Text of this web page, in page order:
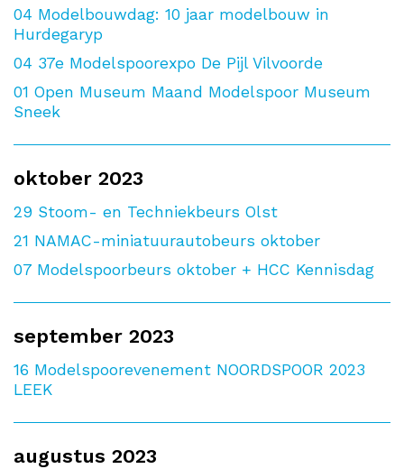
04 Modelbouwdag: 10 jaar modelbouw in
Hurdegaryp
04 37e Modelspoorexpo De Pijl Vilvoorde
01 Open Museum Maand Modelspoor Museum
Sneek
oktober 2023
29 Stoom- en Techniekbeurs Olst
21 NAMAC-miniatuurautobeurs oktober
07 Modelspoorbeurs oktober + HCC Kennisdag
september 2023
16 Modelspoorevenement NOORDSPOOR 2023
LEEK
augustus 2023